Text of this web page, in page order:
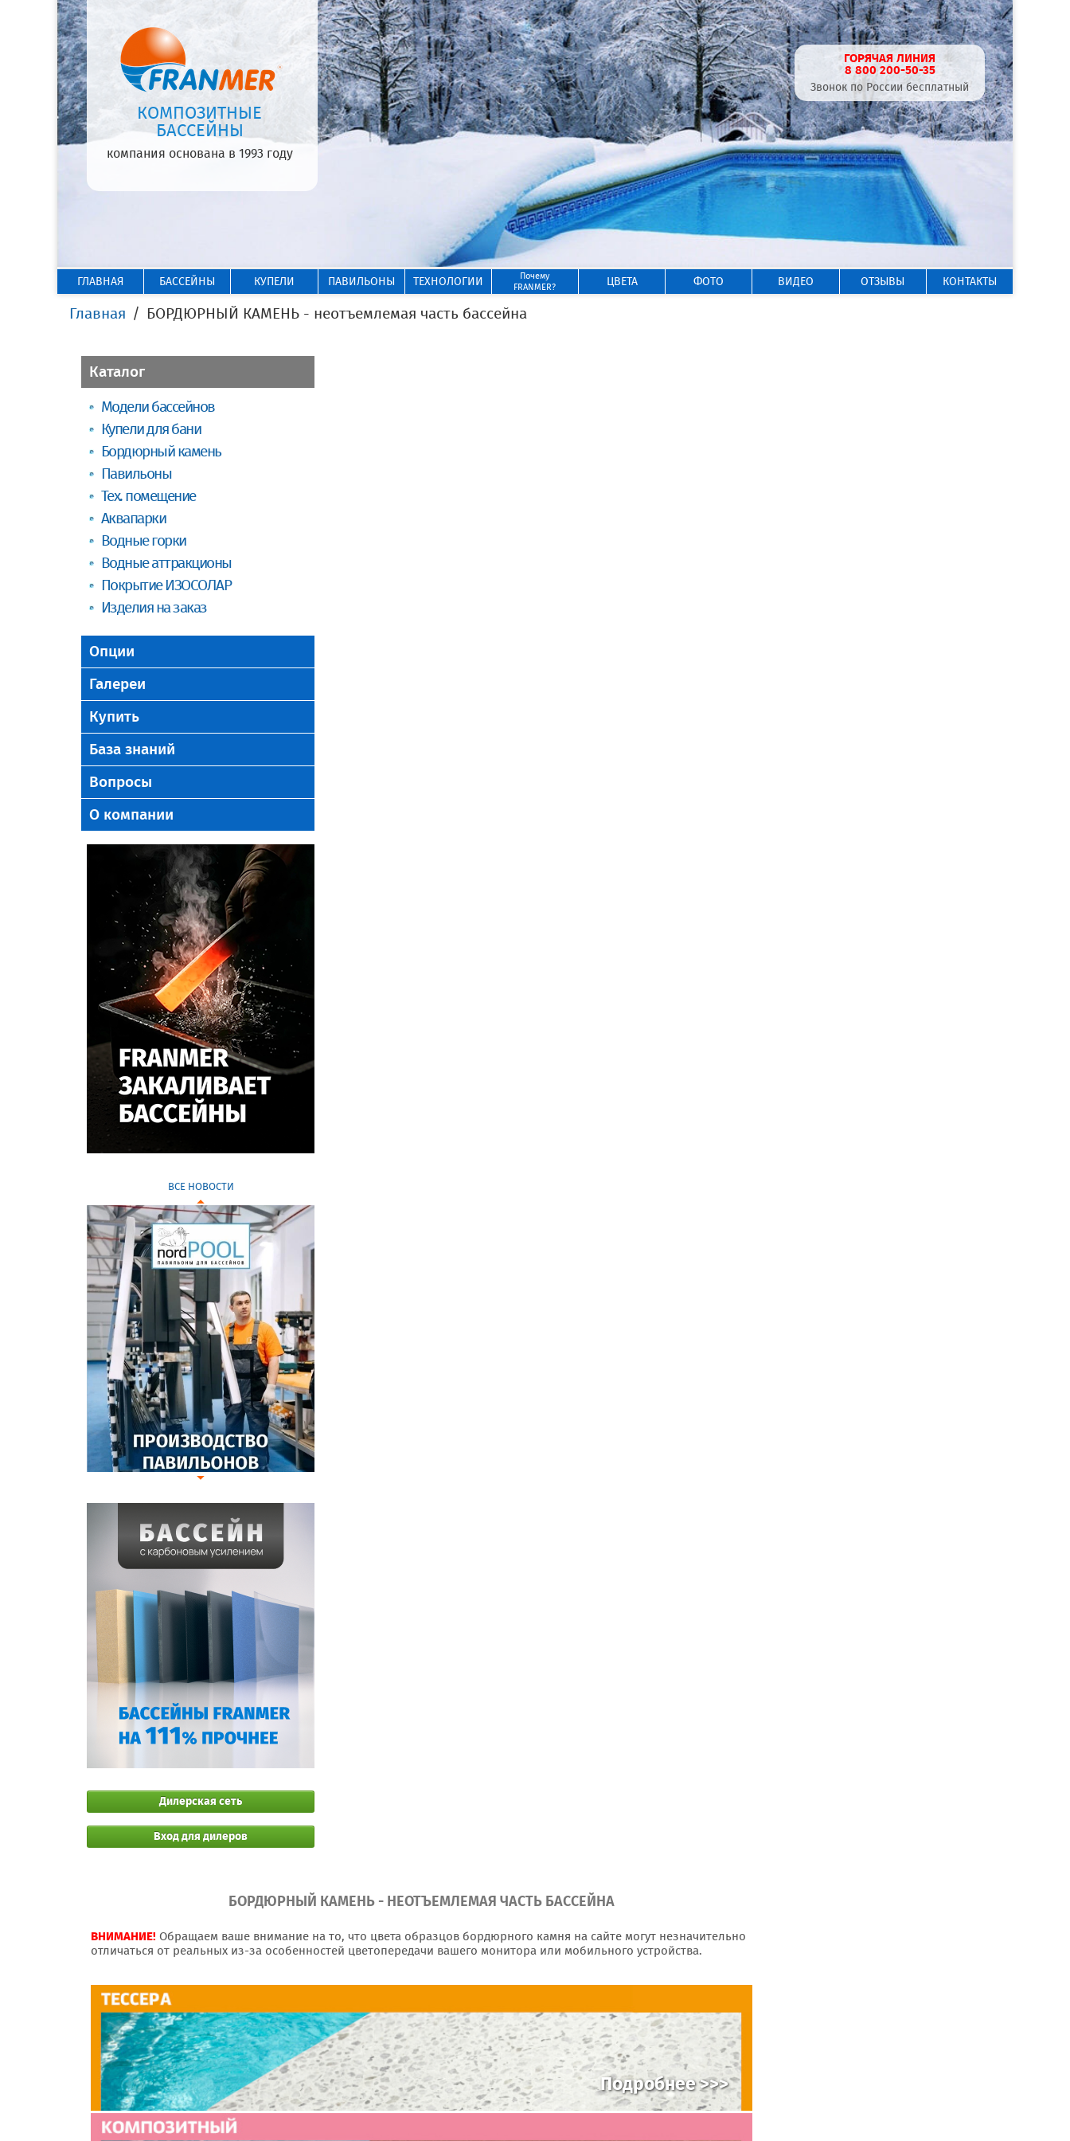
КОМПОЗИТНЫЕ
БАССЕЙНЫ
компания основана в 1993 году
ГОРЯЧАЯ ЛИНИЯ
8 800 200-50-35
Звонок по России бесплатный
ГЛАВНАЯ БАССЕЙНЫ КУПЕЛИ ПАВИЛЬОНЫ ТЕХНОЛОГИИ
Почему
FRANMER?
ЦВЕТА ФОТО ВИДЕО ОТЗЫВЫ КОНТАКТЫ
Главная БОРДЮРНЫЙ КАМЕНЬ - неотъемлемая часть бассейна
Каталог
Модели бассейнов
Купели для бани
Бордюрный камень
Павильоны
Тех. помещение
Аквапарки
Водные горки
Водные аттракционы
Покрытие ИЗОСОЛАР
Изделия на заказ
Опции
Галереи
Купить
База знаний
Вопросы
О компании
ВСЕ НОВОСТИ
Дилерская сеть
Вход для дилеров
БОРДЮРНЫЙ КАМЕНЬ - НЕОТЪЕМЛЕМАЯ ЧАСТЬ БАССЕЙНА
ВНИМАНИЕ! Обращаем ваше внимание на то, что цвета образцов бордюрного камня на сайте могут незначительно
отличаться от реальных из-за особенностей цветопередачи вашего монитора или мобильного устройства.
Подробнее >>>